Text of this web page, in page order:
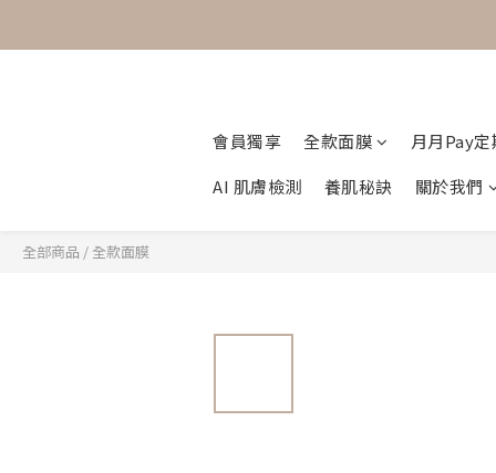
會員獨享 全款面膜
月月Pay定
AI 肌膚檢測
養肌秘訣 關於我們
全部商品 / 全款面膜